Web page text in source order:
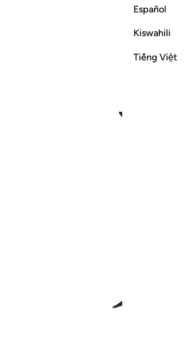
Español
Kiswahili
Tiếng Việt